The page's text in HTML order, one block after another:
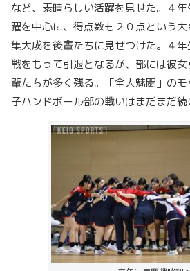
など、素晴らしい活躍を見せた。４
躍を中心に、得点数も２０点という
集大成を後輩たちに見せつけた。４
戦をもって引退となるが、部には彼
輩たちが多く残る。「全人魅闘」の
子ハンドボール部の戦いはまだまだ続